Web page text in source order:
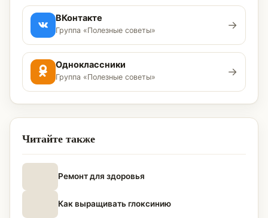
ВКонтакте
Группа «Полезные советы» →
Одноклассники
Группа «Полезные советы» →
Читайте также
Ремонт для здоровья
Как выращивать глоксинию